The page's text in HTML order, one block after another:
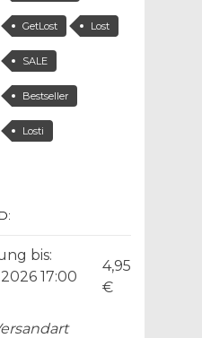
GetLost Lost
SALE
Bestseller
Losti
bis:
17:00
4,95
€